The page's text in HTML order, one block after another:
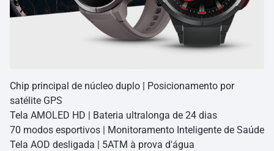
Chip principal de núcleo duplo | Posicionamento por
satélite GPS
Tela AMOLED HD | Bateria ultralonga de 24 dias
70 modos esportivos | Monitoramento Inteligente de Saúde
Tela AOD desligada | 5ATM à prova d'água